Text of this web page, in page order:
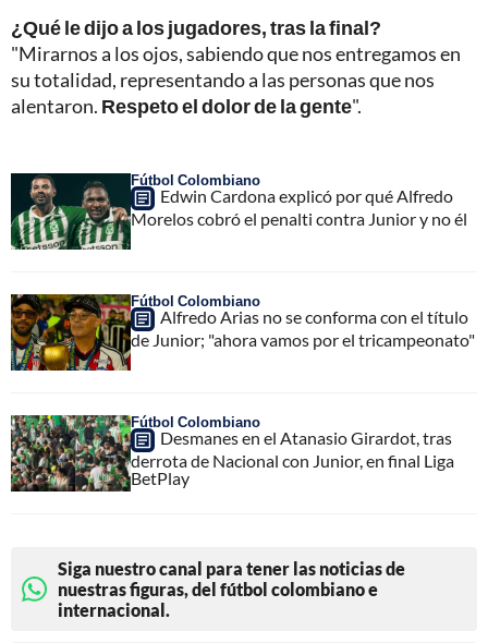
¿Qué le dijo a los jugadores, tras la final?
"Mirarnos a los ojos, sabiendo que nos entregamos en
su totalidad, representando a las personas que nos
alentaron. Respeto el dolor de la gente".
Fútbol Colombiano
Edwin Cardona explicó por qué Alfredo
Morelos cobró el penalti contra Junior y no él
Fútbol Colombiano
Alfredo Arias no se conforma con el título
de Junior; "ahora vamos por el tricampeonato"
Fútbol Colombiano
Desmanes en el Atanasio Girardot, tras
derrota de Nacional con Junior, en final Liga
BetPlay
Siga nuestro canal para tener las noticias de
nuestras figuras, del fútbol colombiano e
internacional.